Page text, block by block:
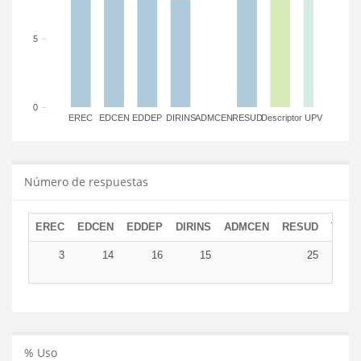
EREC EDCEN EDDEP DIRINSADMCENRESUDDescriptor UPV
0
5
Número de respuestas
EREC EDCEN EDDEP DIRINS ADMCEN RESUD
3 14 16 15 25
% Uso